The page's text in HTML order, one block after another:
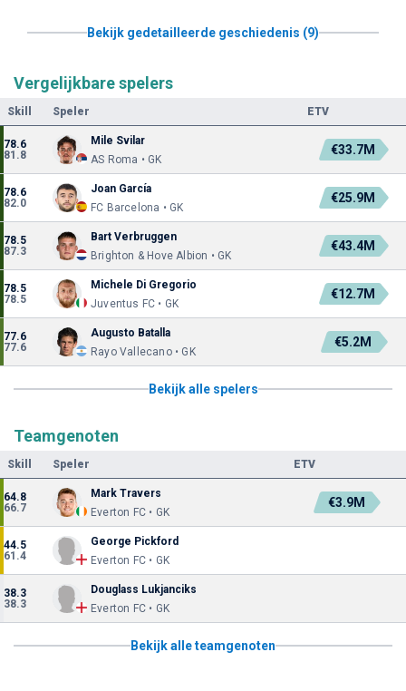
Bekijk gedetailleerde geschiedenis (9)
Vergelijkbare spelers
Skill Speler ETV
78.6
81.8
Mile Svilar
AS Roma • GK
€33.7M
78.6
82.0
Joan García
FC Barcelona • GK
€25.9M
78.5
87.3
Bart Verbruggen
Brighton & Hove Albion • GK
€43.4M
78.5
78.5
Michele Di Gregorio
Juventus FC • GK
€12.7M
77.6
77.6
Augusto Batalla
Rayo Vallecano • GK
€5.2M
Bekijk alle spelers
Teamgenoten
Skill Speler ETV
64.8
66.7
Mark Travers
Everton FC • GK
€3.9M
44.5
61.4
George Pickford
Everton FC • GK
38.3
38.3
Douglass Lukjanciks
Everton FC • GK
Bekijk alle teamgenoten